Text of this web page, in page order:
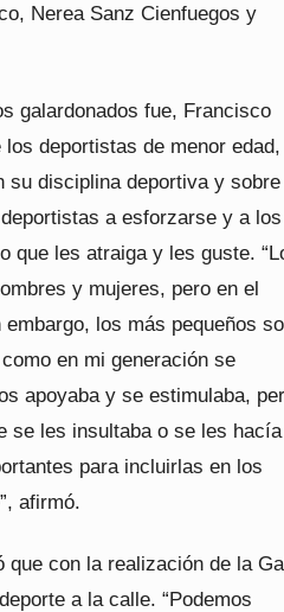
Nerea Sanz Cienfuegos y
galardonados fue, Francisco
deportistas de menor edad,
su disciplina deportiva y sobre
a esforzarse y a los
que les atraiga y les guste.
y mujeres, pero en el
los más pequeños
en mi generación se
apoyaba y se estimulaba,
se les insultaba o se les hacía
para incluirlas en los
afirmó.
que con la realización de la
a la calle. “Podemos